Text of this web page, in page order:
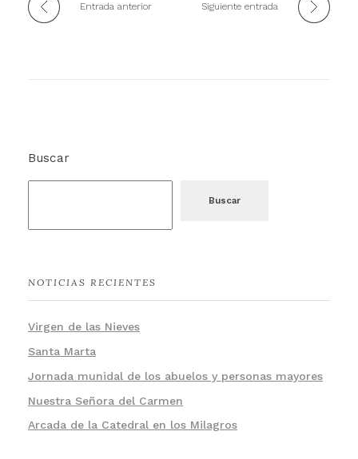
Entrada anterior Siguiente entrada
Buscar
Buscar
NOTICIAS RECIENTES
Virgen de las Nieves
Santa Marta
Jornada munidal de los abuelos y personas mayores
Nuestra Señora del Carmen
Arcada de la Catedral en los Milagros